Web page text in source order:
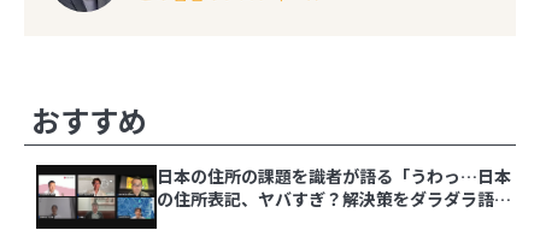
その他の記事
おすすめ
日本の住所の課題を識者が語る「うわっ…日本
の住所表記、ヤバすぎ？解決策をダラダラ語る